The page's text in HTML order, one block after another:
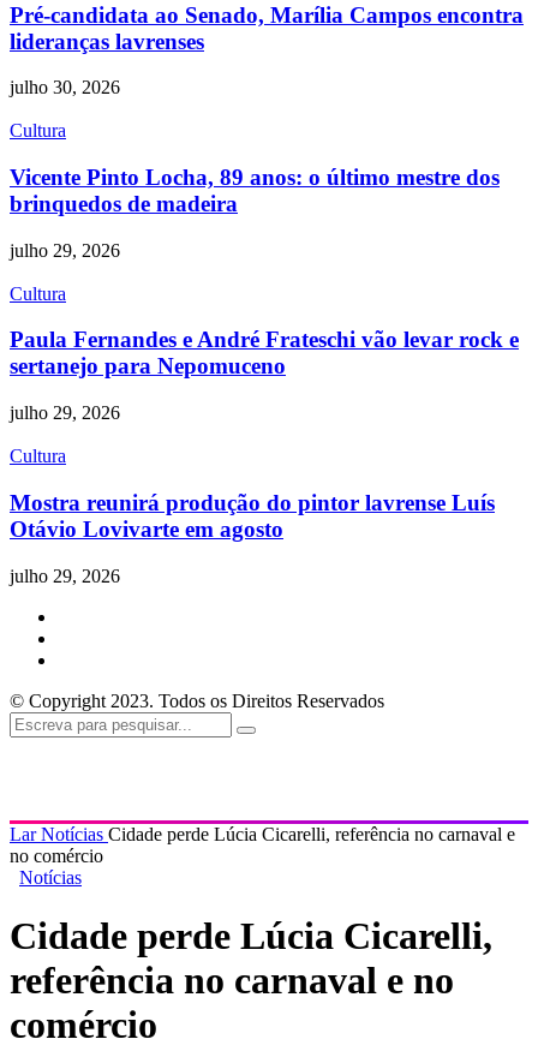
Pré-candidata ao Senado, Marília Campos encontra
lideranças lavrenses
julho 30, 2026
Cultura
Vicente Pinto Locha, 89 anos: o último mestre dos
brinquedos de madeira
julho 29, 2026
Cultura
Paula Fernandes e André Frateschi vão levar rock e
sertanejo para Nepomuceno
julho 29, 2026
Cultura
Mostra reunirá produção do pintor lavrense Luís
Otávio Lovivarte em agosto
julho 29, 2026
© Copyright 2023. Todos os Direitos Reservados
LarNotícias Cidade perde Lúcia Cicarelli, referência no carnaval e
no comércio
Notícias
Cidade perde Lúcia Cicarelli,
referência no carnaval e no
comércio